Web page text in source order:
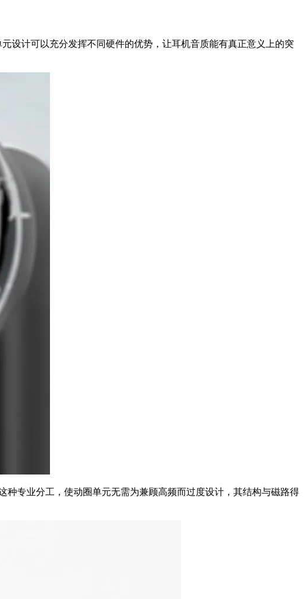
设计可以充分发挥不同硬件的优势，让耳机音质能有真正意义上的突
专业分工，使动圈单元无需为兼顾高频而过度设计，其结构与磁路得